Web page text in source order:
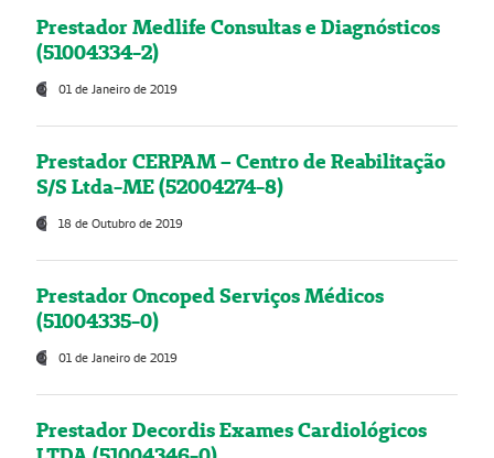
Prestador Medlife Consultas e Diagnósticos
(51004334-2)
01 de Janeiro de 2019
Prestador CERPAM – Centro de Reabilitação
S/S Ltda-ME (52004274-8)
18 de Outubro de 2019
Prestador Oncoped Serviços Médicos
(51004335-0)
01 de Janeiro de 2019
Prestador Decordis Exames Cardiológicos